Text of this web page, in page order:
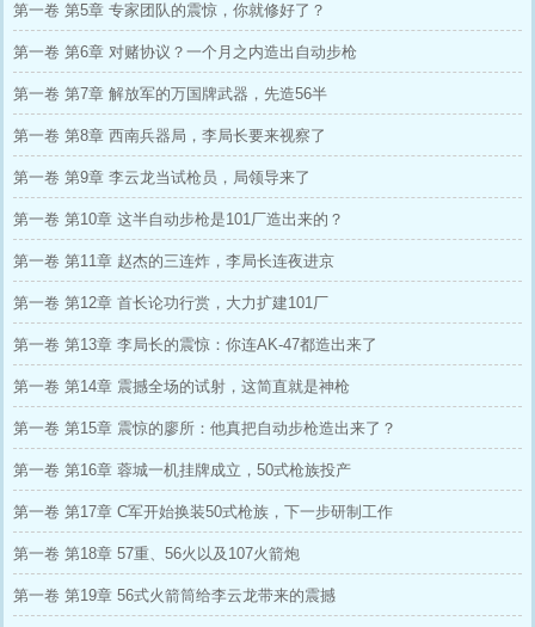
第一卷 第5章 专家团队的震惊，你就修好了？
第一卷 第6章 对赌协议？一个月之内造出自动步枪
第一卷 第7章 解放军的万国牌武器，先造56半
第一卷 第8章 西南兵器局，李局长要来视察了
第一卷 第9章 李云龙当试枪员，局领导来了
第一卷 第10章 这半自动步枪是101厂造出来的？
第一卷 第11章 赵杰的三连炸，李局长连夜进京
第一卷 第12章 首长论功行赏，大力扩建101厂
第一卷 第13章 李局长的震惊：你连AK-47都造出来了
第一卷 第14章 震撼全场的试射，这简直就是神枪
第一卷 第15章 震惊的廖所：他真把自动步枪造出来了？
第一卷 第16章 蓉城一机挂牌成立，50式枪族投产
第一卷 第17章 C军开始换装50式枪族，下一步研制工作
第一卷 第18章 57重、56火以及107火箭炮
第一卷 第19章 56式火箭筒给李云龙带来的震撼